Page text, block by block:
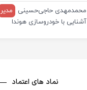
محمدمهدی حاجی‌حسینی مدیر
آشنایی با خودروسازی هوندا
نماد های اعتماد